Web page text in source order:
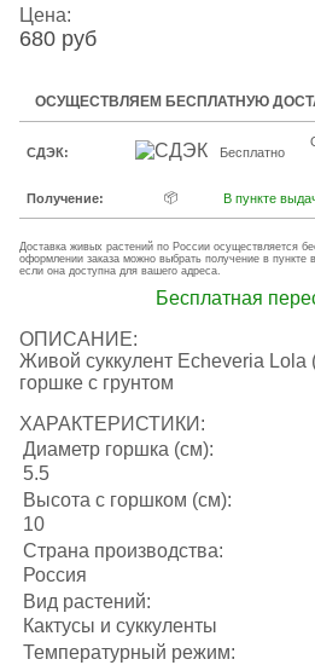
Цена:
680 руб
ОСУЩЕСТВЛЯЕМ БЕСПЛАТНУЮ
СДЭК: Бесплатно
Получение: 📦 В пункте
Доставка живых растений по России осуществляется
оформлении заказа можно выбрать получение в пункте
если она доступна для вашего адреса.
Бесплатная
ОПИСАНИЕ:
Живой суккулент Echeveria
горшке с грунтом
ХАРАКТЕРИСТИКИ:
Диаметр горшка (см):
5.5
Высота с горшком (см):
10
Страна производства:
Россия
Вид растений:
Кактусы и суккуленты
Температурный режим: